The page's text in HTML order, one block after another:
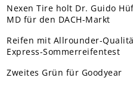
Nexen Tire holt Dr. Guido
MD für den DACH-Markt
Reifen mit Allrounder-
Express-Sommerreifentest
Zweites Grün für Goodyear